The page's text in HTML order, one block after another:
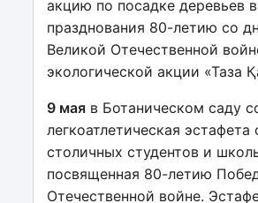
акцию по посадке деревьев
празднования 80-летию со
Великой Отечественной
экологической акции «Таза
9 маяв Ботаническом саду
легкоатлетическая эстафета
столичных студентов и
посвященная 80-летию
Отечественной войне.